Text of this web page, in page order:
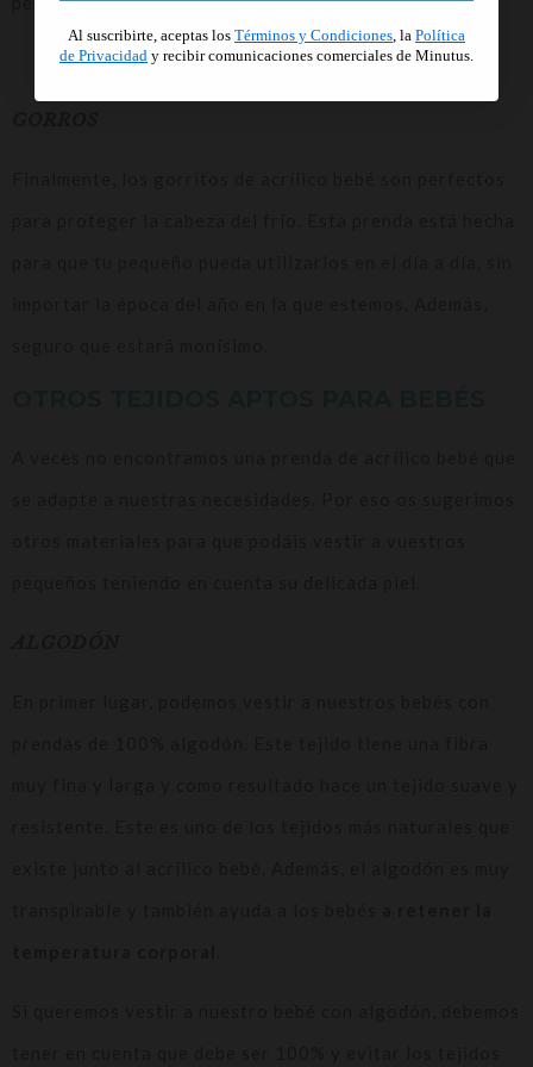
Al suscribirte, aceptas los Términos y Condiciones, la Política
de Privacidad y recibir comunicaciones comerciales de Minutus.